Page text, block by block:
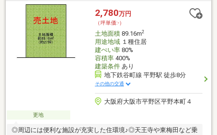
2,780万円
（坪単価:-）
土地面積89.16m2
用途地域１種住居
建ぺい率80%
容積率400%
建築条件あり
地下鉄谷町線 平野駅 徒歩8分
その他の交通
大阪府大阪市平野区平野本町４
更地
◎周辺には便利な施設が充実した住環境♪◎天王寺や東梅田など乗